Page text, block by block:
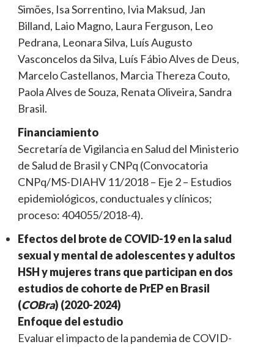
Simões, Isa Sorrentino, Ivia Maksud, Jan
Billand, Laio Magno, Laura Ferguson, Leo
Pedrana, Leonara Silva, Luís Augusto
Vasconcelos da Silva, Luís Fábio Alves de Deus,
Marcelo Castellanos, Marcia Thereza Couto,
Paola Alves de Souza, Renata Oliveira, Sandra
Brasil.
Financiamiento
Secretaría de Vigilancia en Salud del Ministerio
de Salud de Brasil y CNPq (Convocatoria
CNPq/MS-DIAHV 11/2018 – Eje 2 – Estudios
epidemiológicos, conductuales y clínicos;
proceso: 404055/2018-4).
Efectos del brote de COVID-19 en la salud
sexual y mental de adolescentes y adultos
HSH y mujeres trans que participan en dos
estudios de cohorte de PrEP en Brasil
(COBra) (2020-2024)
Enfoque del estudio
Evaluar el impacto de la pandemia de COVID-